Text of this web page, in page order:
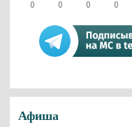
0 0 0 0
Афиша